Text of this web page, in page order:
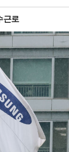
근로